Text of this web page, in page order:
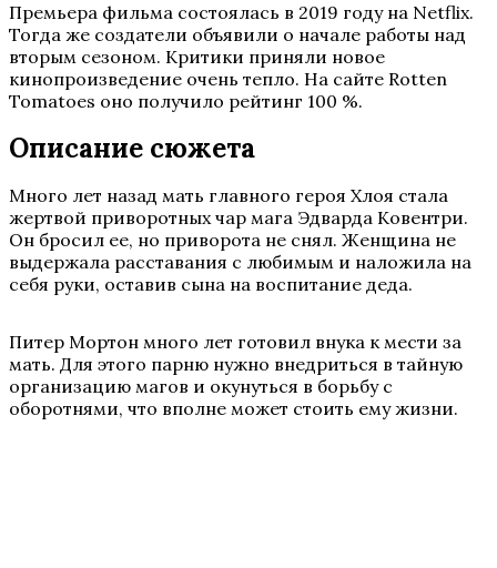
Премьера фильма состоялась в 2019 году на Netflix.
Тогда же создатели объявили о начале работы над
вторым сезоном. Критики приняли новое
кинопроизведение очень тепло. На сайте Rotten
Tomatoes оно получило рейтинг 100 %.
Описание сюжета
Много лет назад мать главного героя Хлоя стала
жертвой приворотных чар мага Эдварда Ковентри.
Он бросил ее, но приворота не снял. Женщина не
выдержала расставания с любимым и наложила на
себя руки, оставив сына на воспитание деда.
Питер Мортон много лет готовил внука к мести за
мать. Для этого парню нужно внедриться в тайную
организацию магов и окунуться в борьбу с
оборотнями, что вполне может стоить ему жизни.